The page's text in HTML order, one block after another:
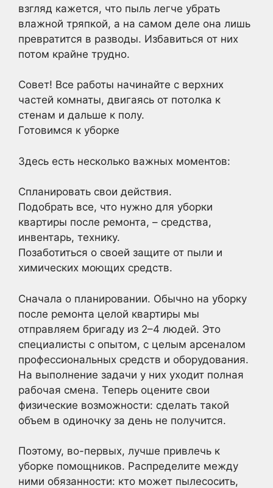
взгляд кажется, что пыль легче убрать
влажной тряпкой, а на самом деле она лишь
превратится в разводы. Избавиться от них
потом крайне трудно.
Совет! Все работы начинайте с верхних
частей комнаты, двигаясь от потолка к
стенам и дальше к полу.
Готовимся к уборке
Здесь есть несколько важных моментов:
Спланировать свои действия.
Подобрать все, что нужно для уборки
квартиры после ремонта, – средства,
инвентарь, технику.
Позаботиться о своей защите от пыли и
химических моющих средств.
Сначала о планировании. Обычно на уборку
после ремонта целой квартиры мы
отправляем бригаду из 2–4 людей. Это
специалисты с опытом, с целым арсеналом
профессиональных средств и оборудования.
На выполнение задачи у них уходит полная
рабочая смена. Теперь оцените свои
физические возможности: сделать такой
объем в одиночку за день не получится.
Поэтому, во-первых, лучше привлечь к
уборке помощников. Распределите между
ними обязанности: кто может пылесосить,